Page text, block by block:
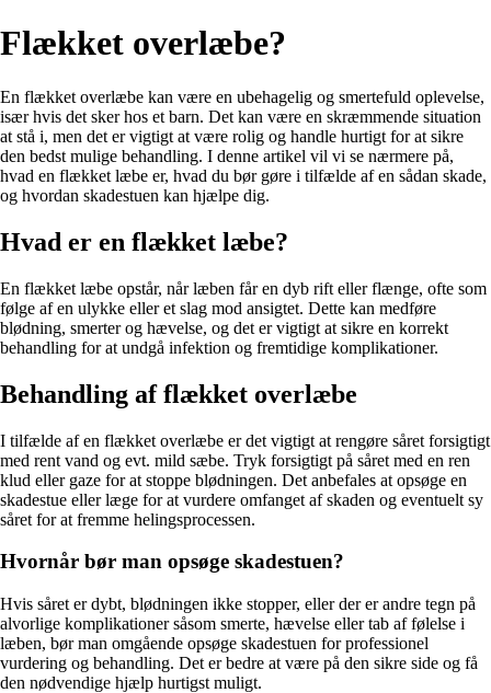
Flækket overlæbe?
En flækket overlæbe kan være en ubehagelig og smertefuld oplevelse,
især hvis det sker hos et barn. Det kan være en skræmmende situation
at stå i, men det er vigtigt at være rolig og handle hurtigt for at sikre
den bedst mulige behandling. I denne artikel vil vi se nærmere på,
hvad en flækket læbe er, hvad du bør gøre i tilfælde af en sådan skade,
og hvordan skadestuen kan hjælpe dig.
Hvad er en flækket læbe?
En flækket læbe opstår, når læben får en dyb rift eller flænge, ofte som
følge af en ulykke eller et slag mod ansigtet. Dette kan medføre
blødning, smerter og hævelse, og det er vigtigt at sikre en korrekt
behandling for at undgå infektion og fremtidige komplikationer.
Behandling af flækket overlæbe
I tilfælde af en flækket overlæbe er det vigtigt at rengøre såret forsigtigt
med rent vand og evt. mild sæbe. Tryk forsigtigt på såret med en ren
klud eller gaze for at stoppe blødningen. Det anbefales at opsøge en
skadestue eller læge for at vurdere omfanget af skaden og eventuelt sy
såret for at fremme helingsprocessen.
Hvornår bør man opsøge skadestuen?
Hvis såret er dybt, blødningen ikke stopper, eller der er andre tegn på
alvorlige komplikationer såsom smerte, hævelse eller tab af følelse i
læben, bør man omgående opsøge skadestuen for professionel
vurdering og behandling. Det er bedre at være på den sikre side og få
den nødvendige hjælp hurtigst muligt.